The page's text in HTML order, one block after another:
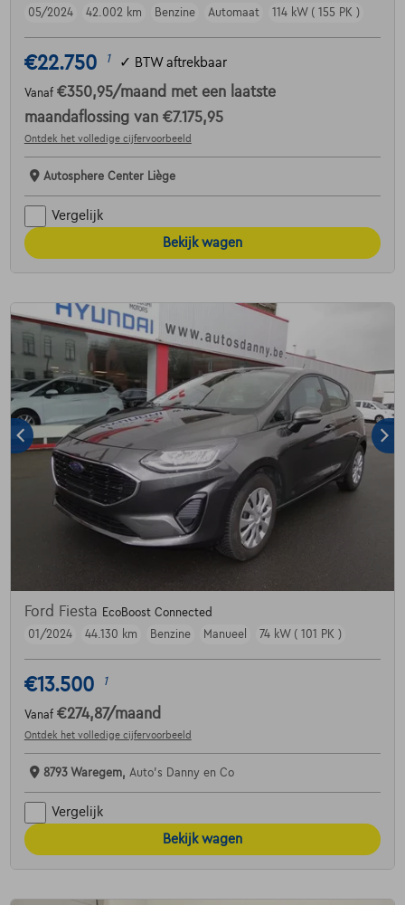
05/2024
42.002 km Benzine Automaat 114 kW ( 155 PK )
€22.750 1 ✓ BTW aftrekbaar
Vanaf €350,95/maand met een laatste
maandaflossing van €7.175,95
Ontdek het volledige cijfervoorbeeld
Autosphere Center Liège
Vergelijk
Bekijk wagen
Ford Fiesta EcoBoost Connected
01/2024
44.130 km Benzine Manueel 74 kW ( 101 PK )
€13.500 1
Vanaf €274,87/maand
Ontdek het volledige cijfervoorbeeld
8793 Waregem, Auto's Danny en Co
Vergelijk
Bekijk wagen